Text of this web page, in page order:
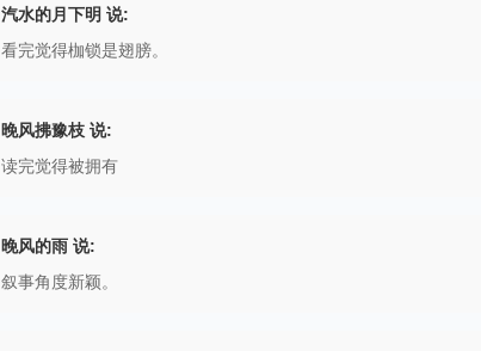
汽水的月下明 说:
看完觉得枷锁是翅膀。
晚风拂豫枝 说:
读完觉得被拥有
晚风的雨 说:
叙事角度新颖。